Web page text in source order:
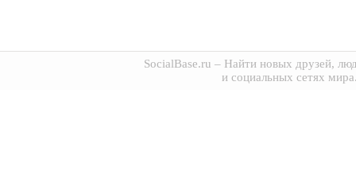
SocialBase.ru – Найти новых друзей,
и социальных сетях